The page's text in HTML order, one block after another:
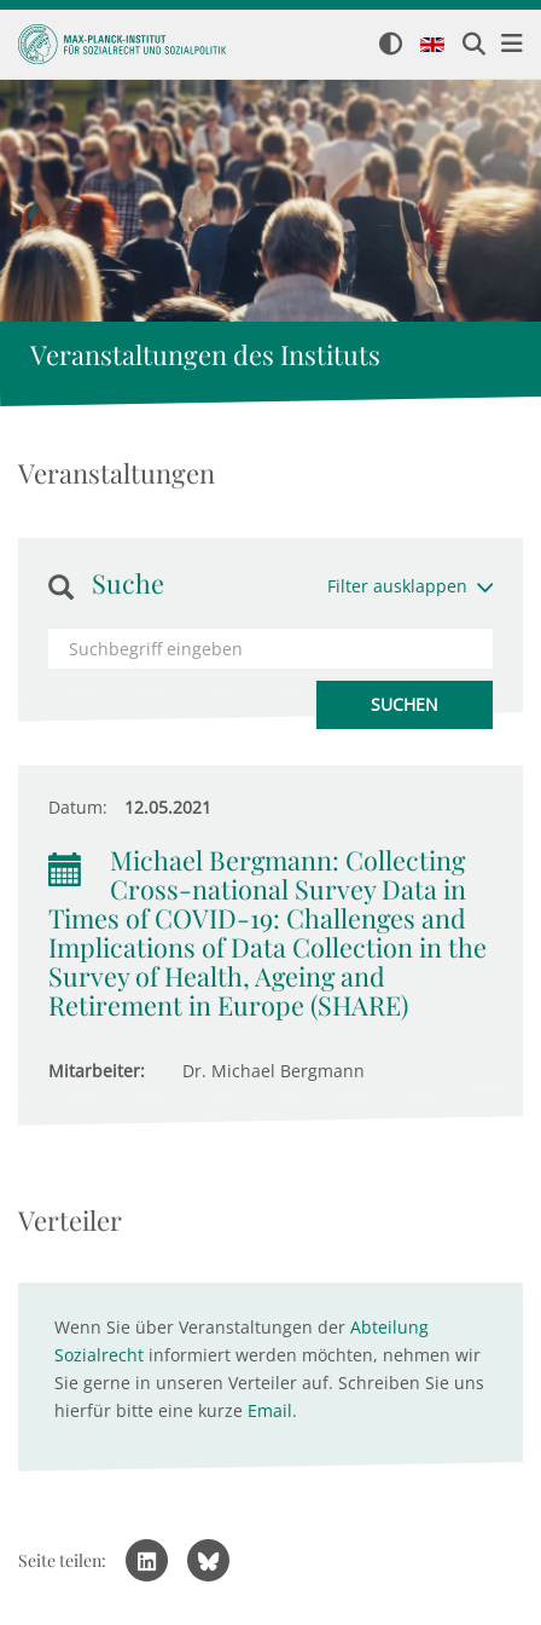
Veranstaltungen des Instituts
Veranstaltungen
Suche Filter ausklappen
Datum: 12.05.2021
Michael Bergmann: Collecting
Cross-national Survey Data in
Times of COVID-19: Challenges and
Implications of Data Collection in the
Survey of Health, Ageing and
Retirement in Europe (SHARE)
Mitarbeiter: Dr. Michael Bergmann
Verteiler
Wenn Sie über Veranstaltungen der Abteilung
Sozialrecht informiert werden möchten, nehmen wir
Sie gerne in unseren Verteiler auf. Schreiben Sie uns
hierfür bitte eine kurze Email.
Seite teilen: